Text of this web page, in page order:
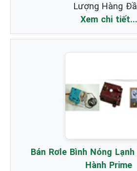
Lượng Hàng
Xem chi tiết...
Bán Rơle Bình Nóng
Hành Prime